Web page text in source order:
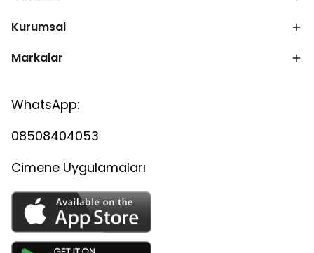
Kurumsal
Markalar
WhatsApp:
08508404053
Cimene Uygulamaları